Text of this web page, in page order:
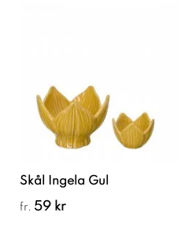
Skål Ingela Gul
fr. 59 kr